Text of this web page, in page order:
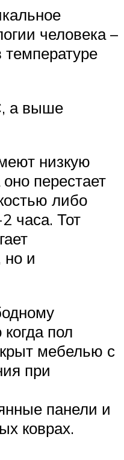
человека –
а выше
низкую
перестает
либо
часа. Тот
но и
пол
мебелью с
при
панели и
коврах.